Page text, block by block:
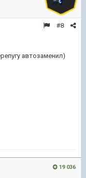
#8
автозаменил)
19 036